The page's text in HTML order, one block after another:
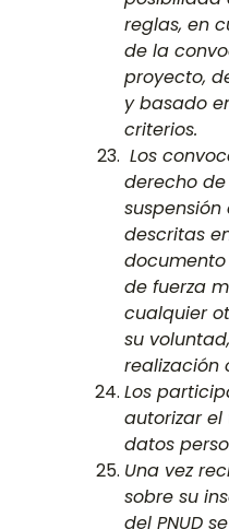
reglas, en
de la
proyecto,
y basado
criterios.
Los
derecho
descritas
de fuerza
cualquier
su
realización
Los
autorizar
datos
Una vez
sobre su
del PNUD